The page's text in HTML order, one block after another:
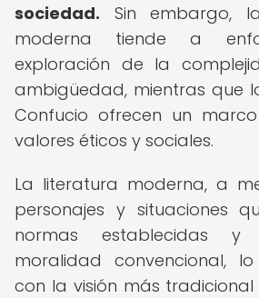
sociedad. Sin embargo,
moderna tiende a
exploración de la
ambigüedad, mientras que
Confucio ofrecen un
valores éticos y sociales.
La literatura moderna, a
personajes y situaciones
normas establecidas y
moralidad convencional,
con la visión más